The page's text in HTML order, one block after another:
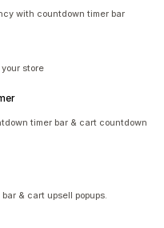
with countdown timer bar
store
timer bar & cart countdown
& cart upsell popups.